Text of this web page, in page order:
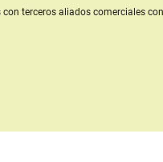
terceros aliados comerciales